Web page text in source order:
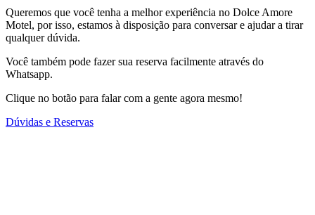
Queremos que você tenha a melhor experiência no Dolce Amore
Motel, por isso, estamos à disposição para conversar e ajudar a tirar
qualquer dúvida.
Você também pode fazer sua reserva facilmente através do
Whatsapp.
Clique no botão para falar com a gente agora mesmo!
Dúvidas e Reservas